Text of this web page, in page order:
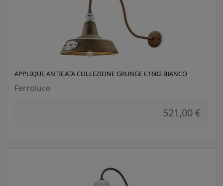
APPLIQUE ANTICATA COLLEZIONE GRUNGE C1602 BIANCO
Ferroluce
521,00 €